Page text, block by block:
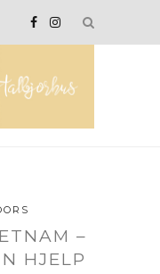
–
HJELP